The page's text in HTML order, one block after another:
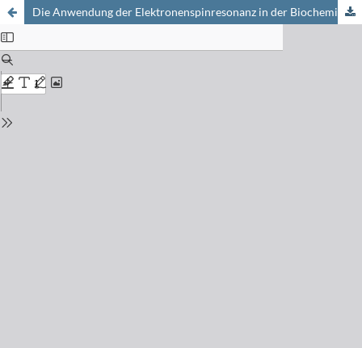
Die Anwendung der Elektronenspinresonanz in der Biochemie